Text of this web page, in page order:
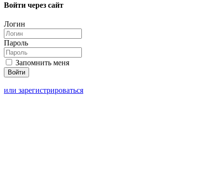
Войти через сайт
Логин
Пароль
Запомнить меня
или зарегистрироваться